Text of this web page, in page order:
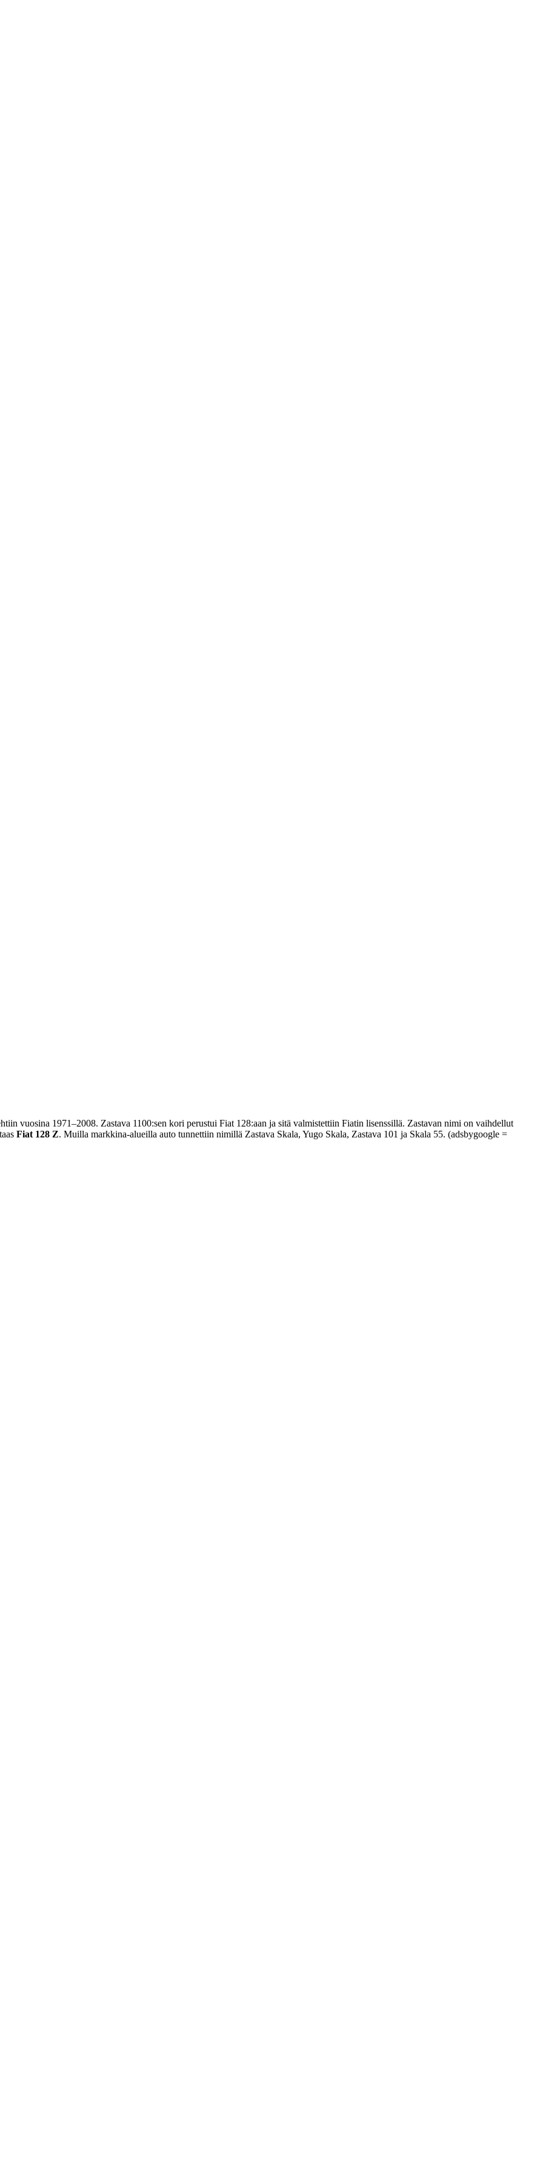
vuosina 1971–2008. Zastava 1100:sen kori perustui Fiat 128:aan ja sitä valmistettiin Fiatin lisenssillä. Zastavan nimi on vaihdellut
Fiat 128 Z. Muilla markkina-alueilla auto tunnettiin nimillä Zastava Skala, Yugo Skala, Zastava 101 ja Skala 55. (adsbygoogle =